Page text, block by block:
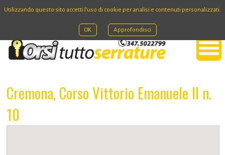
Utilizzando questo sito accetti l’uso di cookie per analisi e contenuti personalizzati.
OK Approfondisci
Cremona, Corso Vittorio Emanuele II n.
10